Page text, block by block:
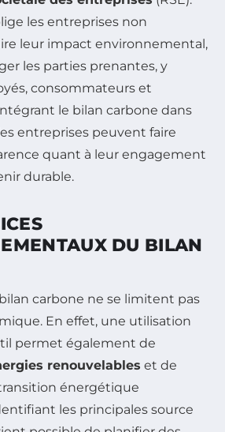
les entreprises non
leur impact environnemental,
les parties prenantes, y
consommateurs et
le bilan carbone dans
entreprises peuvent faire
quant à leur engagement
durable.
DU BILAN
carbone ne se limitent pas
En effet, une utilisation
permet également de
renouvelables et de
énergétique
les principales source